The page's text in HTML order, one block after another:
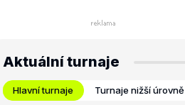
Aktuální turnaje
Hlavní turnaje Turnaje nižší úrovně